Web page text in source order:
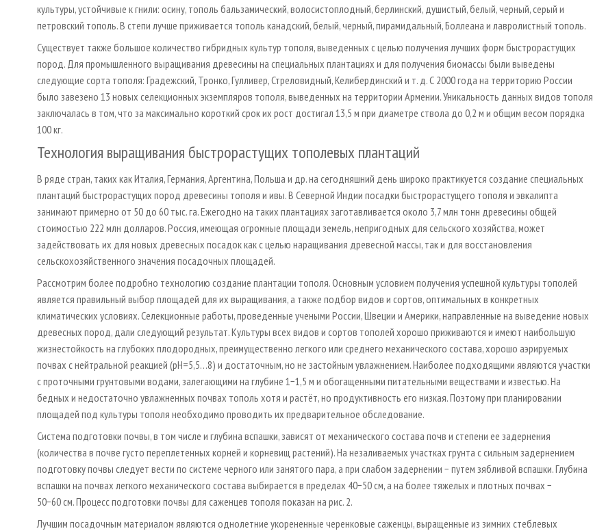
культуры, устойчивые к гнили: осину, тополь бальзамический, волосистоплодный, берлинский, душистый, белый, черный, серый и
петровский тополь. В степи лучше приживается тополь канадский, белый, черный, пирамидальный, Боллеана и лавролистный тополь.
Существует также большое количество гибридных культур тополя, выведенных с целью получения лучших форм быстрорастущих
пород. Для промышленного выращивания древесины на специальных плантациях и для получения биомассы были выведены
следующие сорта тополя: Градежский, Тронко, Гулливер, Стреловидный, Келибердинский и т. д. С 2000 года на территорию России
было завезено 13 новых селекционных экземпляров тополя, выведенных на территории Армении. Уникальность данных видов тополя
заключалась в том, что за максимально короткий срок их рост достигал 13,5 м при диаметре ствола до 0,2 м и общим весом порядка
100 кг.
Технология выращивания быстрорастущих тополевых плантаций
В ряде стран, таких как Италия, Германия, Аргентина, Польша и др. на сегодняшний день широко практикуется создание специальных
плантаций быстрорастущих пород древесины тополя и ивы. В Северной Индии посадки быстрорастущего тополя и эвкалипта
занимают примерно от 50 до 60 тыс. га. Ежегодно на таких плантациях заготавливается около 3,7 млн тонн древесины общей
стоимостью 222 млн долларов. Россия, имеющая огромные площади земель, непригодных для сельского хозяйства, может
задействовать их для новых древесных посадок как с целью наращивания древесной массы, так и для восстановления
сельскохозяйственного значения посадочных площадей.
Рассмотрим более подробно технологию создание плантации тополя. Основным условием получения успешной культуры тополей
является правильный выбор площадей для их выращивания, а также подбор видов и сортов, оптимальных в конкретных
климатических условиях. Селекционные работы, проведенные учеными России, Швеции и Америки, направленные на выведение новых
древесных пород, дали следующий результат. Культуры всех видов и сортов тополей хорошо приживаются и имеют наибольшую
жизнестойкость на глубоких плодородных, преимущественно легкого или среднего механического состава, хорошо аэрируемых
почвах с нейтральной реакцией (рН=5,5…8) и достаточным, но не застойным увлажнением. Наиболее подходящими являются участки
с проточными грунтовыми водами, залегающими на глубине 1−1,5 м и обогащенными питательными веществами и известью. На
бедных и недостаточно увлажненных почвах тополь хотя и растёт, но продуктивность его низкая. Поэтому при планировании
площадей под культуры тополя необходимо проводить их предварительное обследование.
Система подготовки почвы, в том числе и глубина вспашки, зависят от механического состава почв и степени ее задернения
(количества в почве густо переплетенных корней и корневищ растений). На незаливаемых участках грунта с сильным задернением
подготовку почвы следует вести по системе черного или занятого пара, а при слабом задернении − путем зябливой вспашки. Глубина
вспашки на почвах легкого механического состава выбирается в пределах 40−50 см, а на более тяжелых и плотных почвах −
50−60 см. Процесс подготовки почвы для саженцев тополя показан на рис. 2.
Лучшим посадочным материалом являются однолетние укорененные черенковые саженцы, выращенные из зимних стеблевых